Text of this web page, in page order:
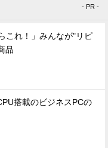
- PR -
これ！」みんなが"リピ
品
搭載のビジネスPCの